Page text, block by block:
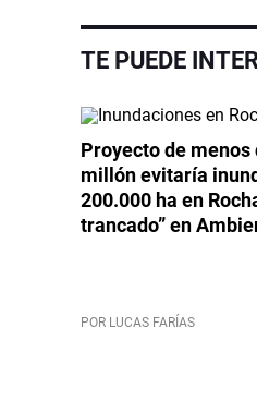
TE PUEDE
Proyecto de menos
millón evitaría
200.000 ha en
trancado” en
POR LUCAS FARÍAS